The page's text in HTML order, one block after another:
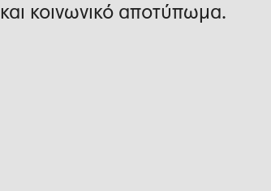
και κοινωνικό αποτύπωμα.